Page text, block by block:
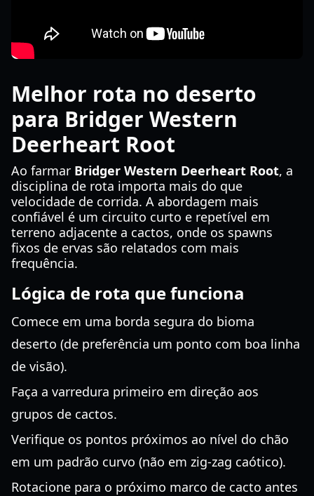
Melhor rota no deserto
para Bridger Western
Deerheart Root
Ao farmar Bridger Western Deerheart Root, a
disciplina de rota importa mais do que
velocidade de corrida. A abordagem mais
confiável é um circuito curto e repetível em
terreno adjacente a cactos, onde os spawns
fixos de ervas são relatados com mais
frequência.
Lógica de rota que funciona
Comece em uma borda segura do bioma
deserto (de preferência um ponto com boa linha
de visão).
Faça a varredura primeiro em direção aos
grupos de cactos.
Verifique os pontos próximos ao nível do chão
em um padrão curvo (não em zig-zag caótico).
Rotacione para o próximo marco de cacto antes